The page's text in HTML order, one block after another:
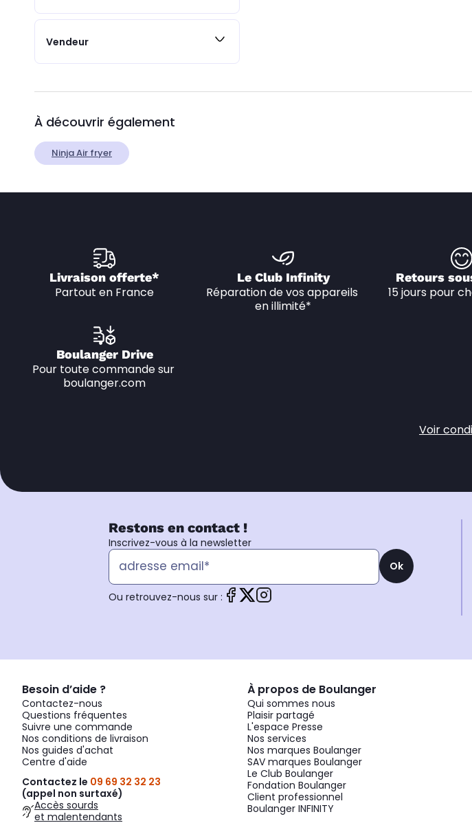
Vendeur
À découvrir également
Ninja Air fryer
Livraison offerte*
Partout en France
Le Club Infinity
Réparation de vos appareils
en illimité*
Retours
15 jours pour
Boulanger Drive
Pour toute commande sur
boulanger.com
Voir
Restons en contact !
Inscrivez-vous à la newsletter
Ok
Ou retrouvez-nous sur :
Besoin d’aide ?
Contactez-nous
Questions fréquentes
Suivre une commande
Nos conditions de livraison
Nos guides d'achat
Centre d'aide
Contactez le 09 69 32 32 23
(appel non surtaxé)
Accès sourds
et malentendants
À propos de Boulanger
Qui sommes nous
Plaisir partagé
L'espace Presse
Nos services
Nos marques Boulanger
SAV marques Boulanger
Le Club Boulanger
Fondation Boulanger
Client professionnel
Boulanger INFINITY